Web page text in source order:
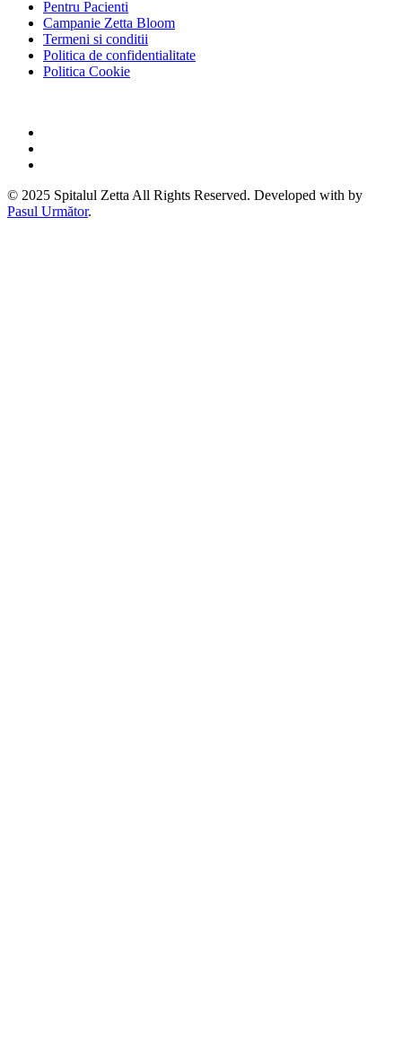
Pentru Pacienti
Campanie Zetta Bloom
Termeni si conditii
Politica de confidentialitate
Politica Cookie
© 2025 Spitalul Zetta All Rights Reserved. Developed with by
Pasul Următor.